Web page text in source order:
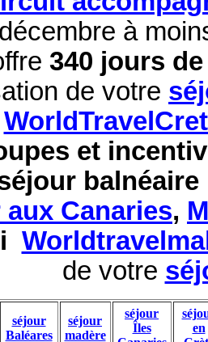
à
340 jours
de votre
et
balnéaire
aux Canaries,
de votre
séjour
Baléares
séjour
madère
séjour
Îles
en